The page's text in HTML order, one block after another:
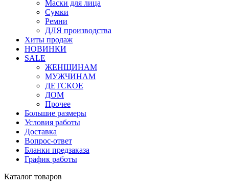
Маски для лица
Сумки
Ремни
ДЛЯ производства
Хиты продаж
НОВИНКИ
SALE
ЖЕНЩИНАМ
МУЖЧИНАМ
ДЕТСКОЕ
ДОМ
Прочее
Большие размеры
Условия работы
Доставка
Вопрос-ответ
Бланки предзаказа
График работы
Каталог товаров